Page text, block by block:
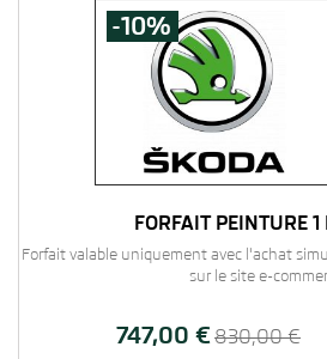
-10%
FORFAIT PEINTURE 1
Forfait valable uniquement avec l'achat
sur le site e-
747,00 € 830,00 €